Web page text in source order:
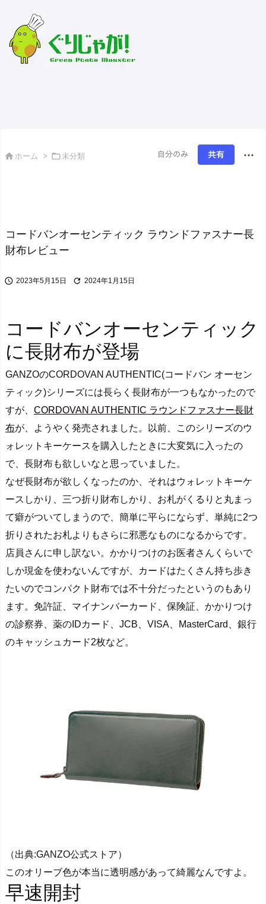
 ホーム >  未分類
コードバンオーセンティック ラウンドファスナー長
財布レビュー
 2023年5月15日  2024年1月15日
コードバンオーセンティック
に長財布が登場
GANZOのCORDOVAN AUTHENTIC(コードバン オーセン
ティック)シリーズには長らく長財布が一つもなかったので
すが、 CORDOVAN AUTHENTIC ラウンドファスナー長財
布が、ようやく発売されました。以前、このシリーズのウ
ォレットキーケースを購入したときに大変気に入ったの
で、長財布も欲しいなと思っていました。
なぜ長財布が欲しくなったのか、それはウォレットキーケ
ースしかり、三つ折り財布しかり、 お札がくるりと丸まっ
て癖がついてしまうので、簡単に平らにならず、単純に2つ
折りされたお札よりもさらに邪悪なものになるからです。
店員さんに申し訳ない。かかりつけのお医者さんくらいで
しか現金を使わないんですが、カードはたくさん持ち歩き
たいのでコンパクト財布では不十分だったというのもあり
ます。免許証、マイナンバーカード、保険証、かかりつけ
の診察券、薬のIDカード、JCB、VISA、MasterCard、銀行
のキャッシュカード2枚など。
（出典:GANZO公式ストア）
このオリーブ色が本当に透明感があって綺麗なんですよ。
早速開封